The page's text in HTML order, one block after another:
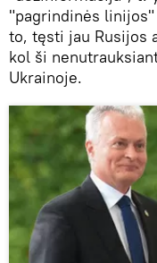
"pagrindinės
to, tęsti jau Rusijos
kol ši
Ukrainoje.